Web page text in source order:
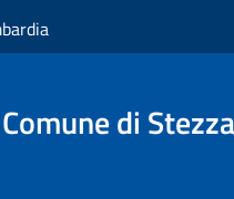
Comune di